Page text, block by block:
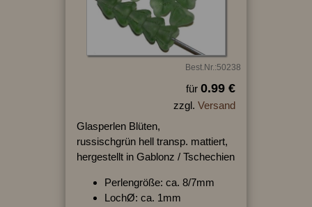
Best.Nr.:50238
für 0.99 €
zzgl. Versand
Glasperlen Blüten,
russischgrün hell transp. mattiert,
hergestellt in Gablonz / Tschechien
Perlengröße: ca. 8/7mm
LochØ: ca. 1mm